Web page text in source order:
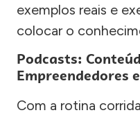
exemplos reais e
colocar o
Podcasts:
Empreendedores
Com a rotina